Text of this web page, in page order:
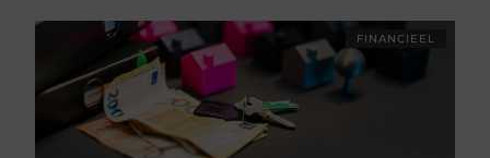
FINANCIEEL